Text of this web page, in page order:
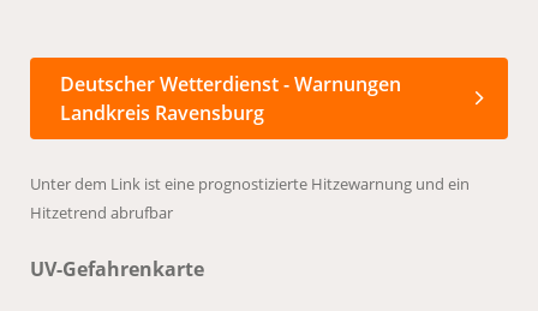
Deutscher Wetterdienst - Warnungen
Landkreis Ravensburg
Unter dem Link ist eine prognostizierte Hitzewarnung und ein
Hitzetrend abrufbar
UV-Gefahrenkarte